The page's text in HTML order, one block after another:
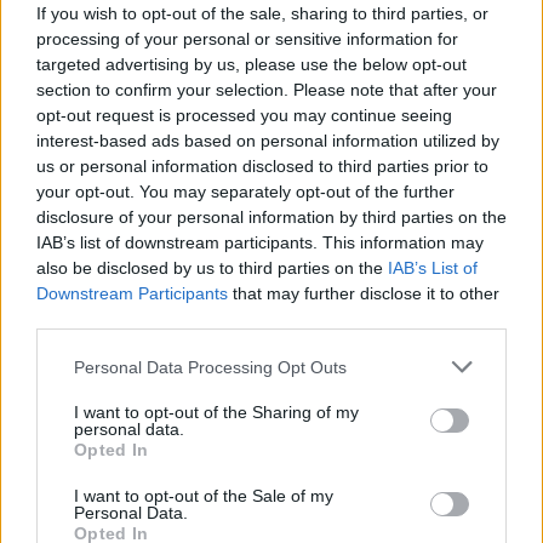
If you wish to opt-out of the sale, sharing to third parties, or
processing of your personal or sensitive information for
targeted advertising by us, please use the below opt-out
section to confirm your selection. Please note that after your
opt-out request is processed you may continue seeing
interest-based ads based on personal information utilized by
us or personal information disclosed to third parties prior to
your opt-out. You may separately opt-out of the further
disclosure of your personal information by third parties on the
IAB’s list of downstream participants. This information may
also be disclosed by us to third parties on the IAB’s List of
Downstream Participants that may further disclose it to other
Personal Data Processing Opt Outs
I want to opt-out of the Sharing of my
personal data.
Opted In
I want to opt-out of the Sale of my
Personal Data.
Opted In
salgótarján
kivándorlás
belföld
Hozzászólások
Campus life
Kovács Dóri
Lannert Judit: Rugalmasabb napkezdés, hosszabb
szünetek és több mozgás jöhet az alsó tagozatokban